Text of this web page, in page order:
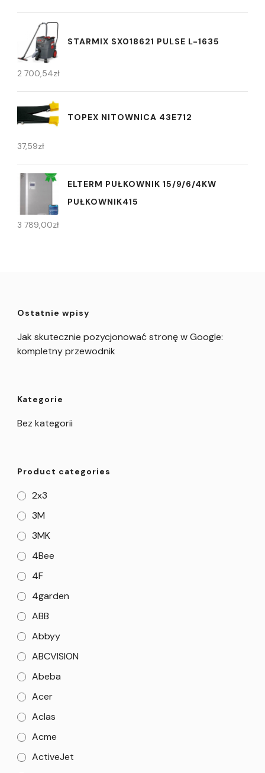
STARMIX SX018621 PULSE L-1635
2 700,54zł
TOPEX NITOWNICA 43E712
37,59zł
ELTERM PUŁKOWNIK 15/9/6/4KW
PUŁKOWNIK415
3 789,00zł
Ostatnie wpisy
Jak skutecznie pozycjonować stronę w Google:
kompletny przewodnik
Kategorie
Bez kategorii
Product categories
2x3
3M
3MK
4Bee
4F
4garden
ABB
Abbyy
ABCVISION
Abeba
Acer
Aclas
Acme
ActiveJet